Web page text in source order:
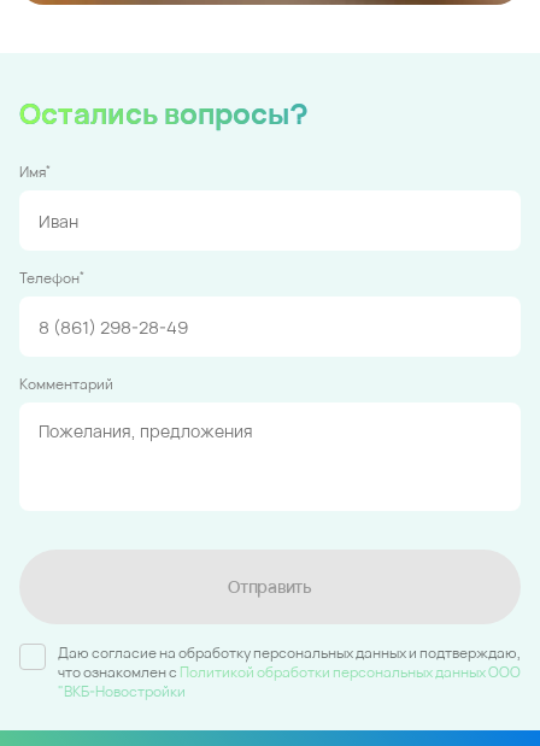
Остались вопросы?
Имя*
Телефон*
Комментарий
Отправить
Даю согласие на обработку персональных данных и подтверждаю,
что ознакомлен c Политикой обработки персональных данных ООО
"ВКБ-Новостройки